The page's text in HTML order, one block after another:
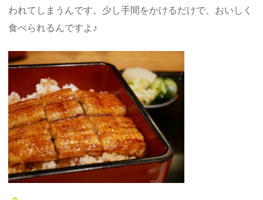
われてしまうんです。少し手間をかけるだけで、おいしく
食べられるんですよ♪